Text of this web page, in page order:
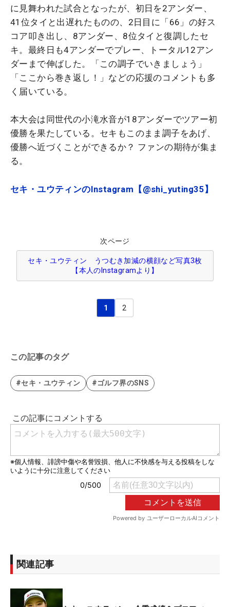
に見舞われた試合となったが、初日を2アンダー、
41位タイと出遅れたものの、2日目に「66」の好ス
コア叩き出し、8アンダー、8位タイと復調したセ
キ。最終日も4アンダーでプレー、トータル12アン
ダーまで伸ばした。「この調子でいきましょう」
「ここから巻き返し！」などの応援のコメントも多
く届いている。
本大会は同世代の小滝水音が18アンダーでツアー初
優勝を果たしている。セキもこのまま調子をあげ、
優勝へ近づくことができるか？ ファンの期待が集ま
る。
セキ・ユウティンのInstagram【@shi_yuting35】
次ページ
セキ・ユウティン うつむき加減の横顔など写真3枚
【本人のInstagramより】
1 2
この記事のタグ
#セキ・ユウティン #ゴルフ界のSNS
関連記事